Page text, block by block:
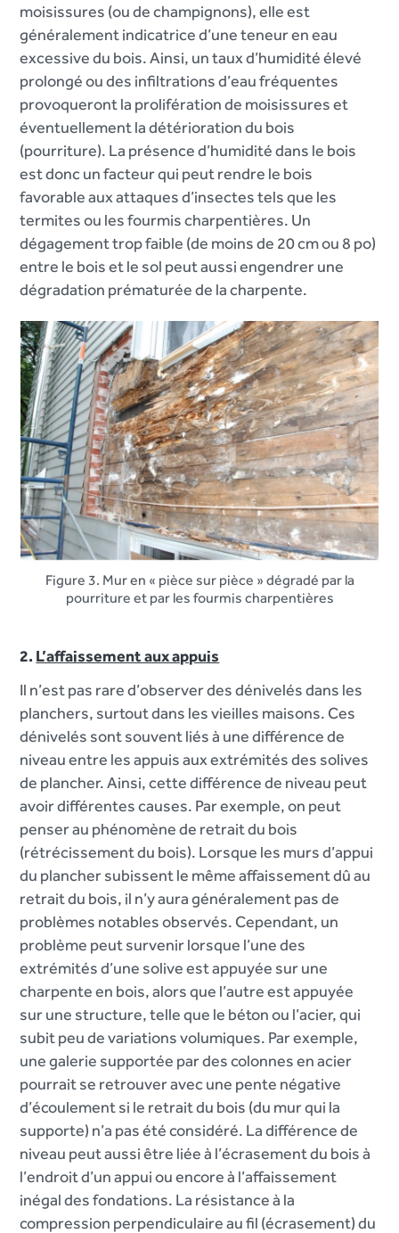
moisissures (ou de champignons), elle est
généralement indicatrice d’une teneur en eau
excessive du bois. Ainsi, un taux d’humidité élevé
prolongé ou des infiltrations d’eau fréquentes
provoqueront la prolifération de moisissures et
éventuellement la détérioration du bois
(pourriture). La présence d’humidité dans le bois
est donc un facteur qui peut rendre le bois
favorable aux attaques d’insectes tels que les
termites ou les fourmis charpentières. Un
dégagement trop faible (de moins de 20 cm ou 8 po)
entre le bois et le sol peut aussi engendrer une
dégradation prématurée de la charpente.
Figure 3. Mur en « pièce sur pièce » dégradé par la
pourriture et par les fourmis charpentières
2. L’affaissement aux appuis
Il n’est pas rare d’observer des dénivelés dans les
planchers, surtout dans les vieilles maisons. Ces
dénivelés sont souvent liés à une différence de
niveau entre les appuis aux extrémités des solives
de plancher. Ainsi, cette différence de niveau peut
avoir différentes causes. Par exemple, on peut
penser au phénomène de retrait du bois
(rétrécissement du bois). Lorsque les murs d’appui
du plancher subissent le même affaissement dû au
retrait du bois, il n’y aura généralement pas de
problèmes notables observés. Cependant, un
problème peut survenir lorsque l’une des
extrémités d’une solive est appuyée sur une
charpente en bois, alors que l’autre est appuyée
sur une structure, telle que le béton ou l’acier, qui
subit peu de variations volumiques. Par exemple,
une galerie supportée par des colonnes en acier
pourrait se retrouver avec une pente négative
d’écoulement si le retrait du bois (du mur qui la
supporte) n’a pas été considéré. La différence de
niveau peut aussi être liée à l’écrasement du bois à
l’endroit d’un appui ou encore à l’affaissement
inégal des fondations. La résistance à la
compression perpendiculaire au fil (écrasement) du